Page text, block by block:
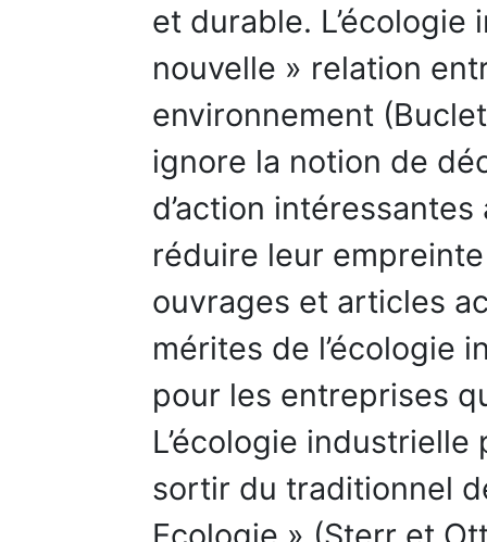
et durable.
nouvelle » relation
environnement
ignore la notion de
d’action
réduire leur
ouvrages et articles
mérites de l’écologie
pour les entreprises
L’écologie
sortir du traditionnel